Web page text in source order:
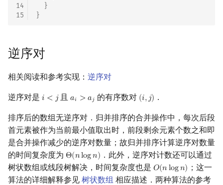
14
15
}
}
逆序对
相关阅读和参考实现： 逆序对
逆序对是 𝑖 < 𝑗
i <j 且𝑎𝑖 > 𝑎𝑗
ai >a j 的有序数对 (𝑖,𝑗)
(i,j) ．
排序后的数组无逆序对．归并排序的合并操作中，每次后段
首元素被作为当前最小值取出时，前段剩余元素个数之和即
是合并操作减少的逆序对数量；故归并排序计算逆序对数量
的时间复杂度为 Θ(𝑛log𝑛)
Θ(nlogn)
．此外，逆序对计数还可以通过
树状数组或线段树解决，时间复杂度也是 𝑂(𝑛log𝑛)
O(nlogn)
；这一
算法的详细解释参见 树状数组 相应描述．两种算法的参考